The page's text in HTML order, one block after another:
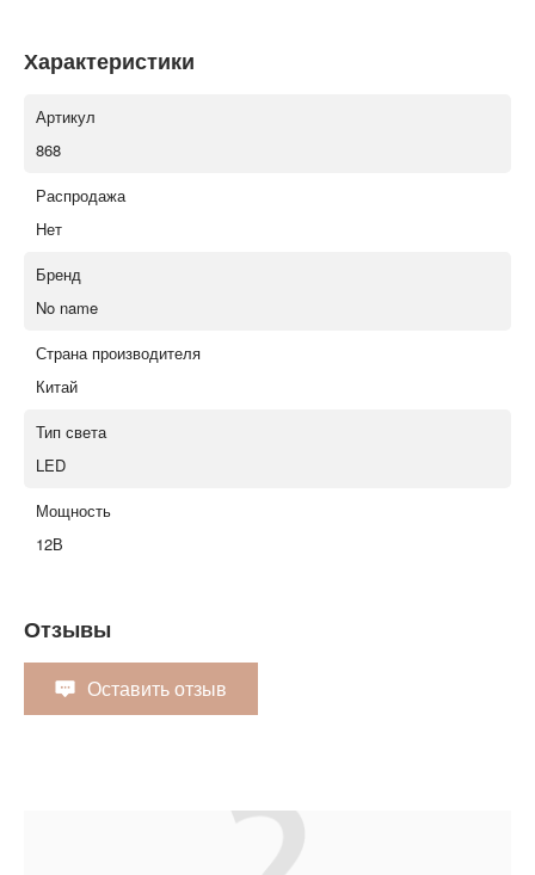
Характеристики
Артикул
868
Распродажа
Нет
Бренд
No name
Страна производителя
Китай
Тип света
LED
Мощность
12В
Отзывы
Оставить отзыв